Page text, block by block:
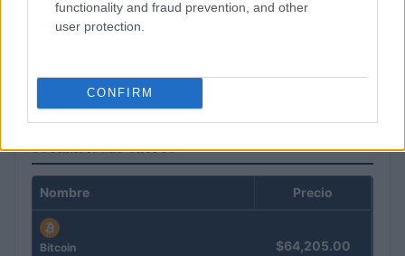
functionality and fraud prevention, and other
user protection.
CONFIRM
Cómo declarar impuestos de criptomonedas y NFT
Diego Martín · 25 Jul 2026
COTIZACIONES CRYPTO
Nombre Precio
Bitcoin $64,205.00